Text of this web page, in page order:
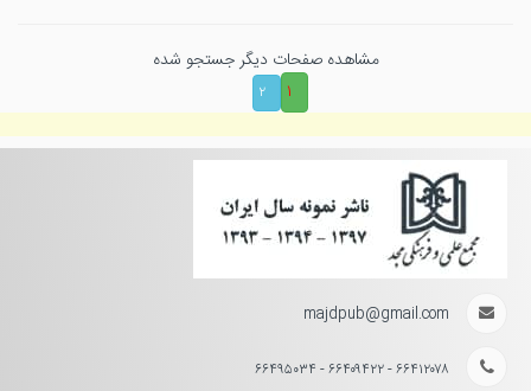
مشاهده صفحات دیگر جستجو شده
۱
۲
majdpub@gmail.com
۶۶۴۱۲۰۷۸ - ۶۶۴۰۹۴۲۲ - ۶۶۴۹۵۰۳۴